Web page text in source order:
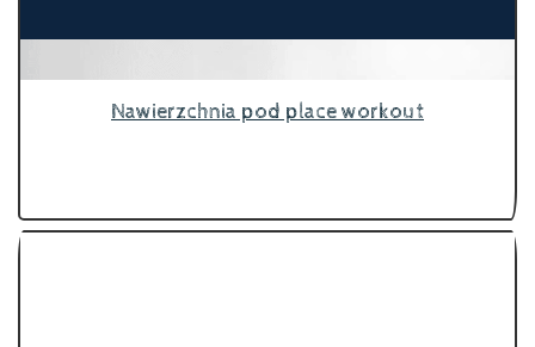
Nawierzchnia pod place workout